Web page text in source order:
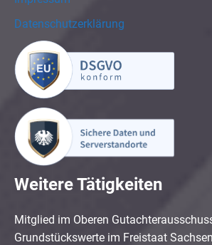
Datenschutzerklärung
Weitere Tätigkeiten
Mitglied im Oberen
Grundstückswerte im Freistaat